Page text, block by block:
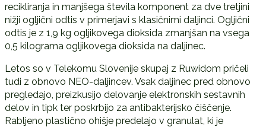
recikliranja in manjšega števila komponent za dve tretjini
nižji ogljični odtis v primerjavi s klasičnimi daljinci. Ogljični
odtis je z 1,9 kg ogljikovega dioksida zmanjšan na vsega
0,5 kilograma ogljikovega dioksida na daljinec.
Letos so v Telekomu Slovenije skupaj z Ruwidom pričeli
tudi z obnovo NEO-daljincev. Vsak daljinec pred obnovo
pregledajo, preizkusijo delovanje elektronskih sestavnih
delov in tipk ter poskrbijo za antibakterijsko čiščenje.
Rabljeno plastično ohišje predelajo v granulat, ki je